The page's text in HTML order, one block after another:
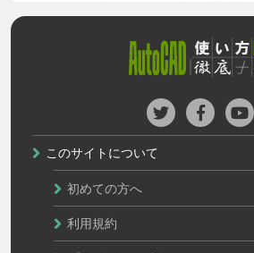
このサイトについて
初めての方へ
利用規約